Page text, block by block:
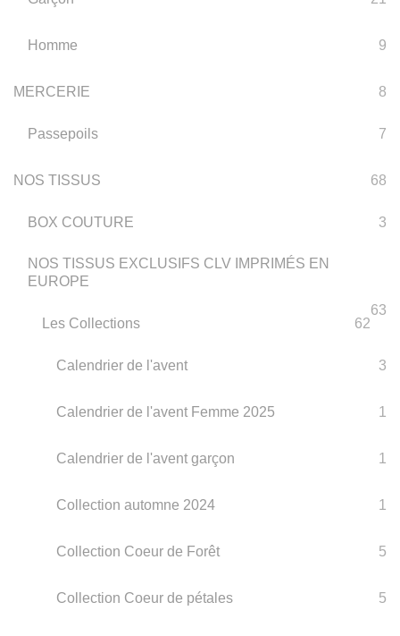
Homme 9
MERCERIE 8
Passepoils 7
NOS TISSUS 68
BOX COUTURE 3
NOS TISSUS EXCLUSIFS CLV IMPRIMÉS EN
EUROPE
63
Les Collections
62
Calendrier de l'avent 3
Calendrier de l'avent Femme 2025 1
Calendrier de l'avent garçon 1
Collection automne 2024 1
Collection Coeur de Forêt 5
Collection Coeur de pétales 5